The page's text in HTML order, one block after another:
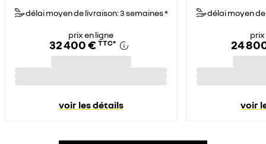
délai moyen de livraison: 3 semaines *
prix en ligne
32 400 € TTC*
voir les détails
délai moyen
prix
24
voir